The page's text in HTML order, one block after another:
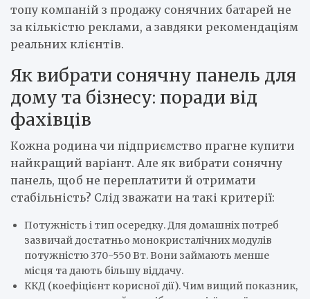
топу компаній з продажу сонячних батарей не
за кількістю реклами, а завдяки рекомендаціям
реальних клієнтів.
Як вибрати сонячну панель для
дому та бізнесу: поради від
фахівців
Кожна родина чи підприємство прагне купити
найкращий варіант. Але як вибрати сонячну
панель, щоб не переплатити й отримати
стабільність? Слід зважати на такі критерії:
Потужність і тип осередку. Для домашніх потреб
зазвичай достатньо монокристалічних модулів
потужністю 370-550 Вт. Вони займають менше
місця та дають більшу віддачу.
ККД (коефіцієнт корисної дії). Чим вищий показник,